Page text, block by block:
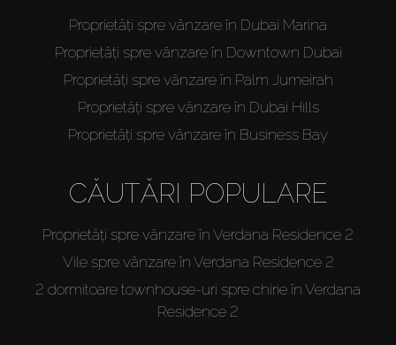
Proprietăți spre vânzare în Dubai Marina
Proprietăți spre vânzare în Downtown Dubai
Proprietăți spre vânzare în Palm Jumeirah
Proprietăți spre vânzare în Dubai Hills
Proprietăți spre vânzare în Business Bay
CĂUTĂRI POPULARE
Proprietăți spre vânzare în Verdana Residence 2
Vile spre vânzare în Verdana Residence 2
2 dormitoare townhouse-uri spre chirie în Verdana
Residence 2